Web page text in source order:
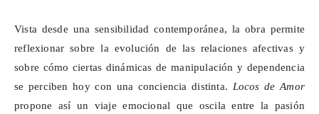
Vista desde una sensibilidad contemporánea, la obra permite
reflexionar sobre la evolución de las relaciones afectivas y
sobre cómo ciertas dinámicas de manipulación y dependencia
se perciben hoy con una conciencia distinta. Locos de Amor
propone así un viaje emocional que oscila entre la pasión